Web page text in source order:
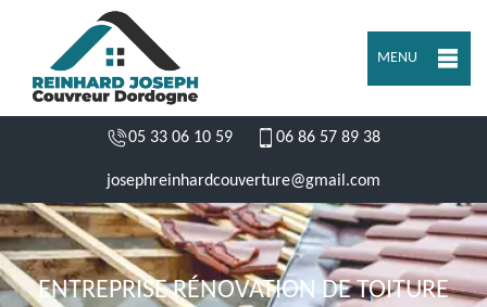
MENU
05 33 06 10 59 06 86 57 89 38
josephreinhardcouverture@gmail.com
ENTREPRISE RÉNOVATION DE TOITURE